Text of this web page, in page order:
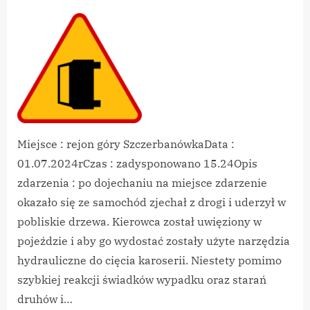
Miejsce : rejon góry SzczerbanówkaData :
01.07.2024rCzas : zadysponowano 15.24Opis
zdarzenia : po dojechaniu na miejsce zdarzenie
okazało się ze samochód zjechał z drogi i uderzył w
pobliskie drzewa. Kierowca został uwięziony w
pojeździe i aby go wydostać zostały użyte narzędzia
hydrauliczne do cięcia karoserii. Niestety pomimo
szybkiej reakcji świadków wypadku oraz starań
druhów i…